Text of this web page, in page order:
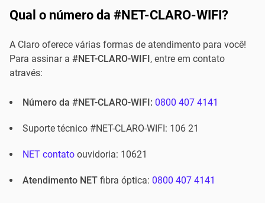
Qual o número da #NET-CLARO-WIFI?
A Claro oferece várias formas de atendimento para você!
Para assinar a #NET-CLARO-WIFI, entre em contato
através:
Número da #NET-CLARO-WIFI: 0800 407 4141
Suporte técnico #NET-CLARO-WIFI: 106 21
NET contato ouvidoria: 10621
Atendimento NET fibra óptica: 0800 407 4141